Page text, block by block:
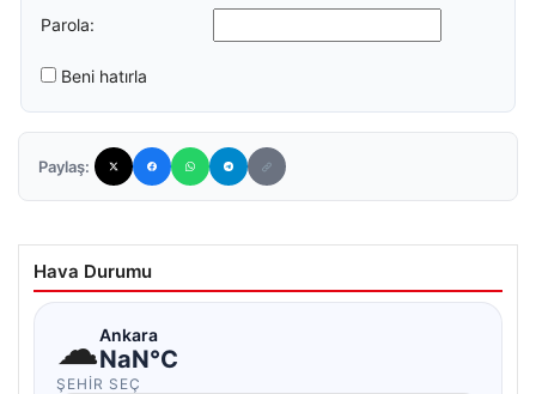
Parola:
Beni hatırla
Paylaş:
Hava Durumu
☁Ankara
NaN°C
ŞEHIR SEÇ